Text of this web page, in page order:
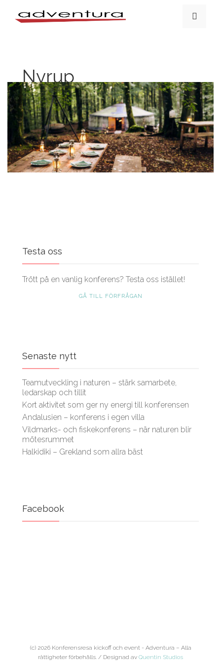
Nyrup
Testa oss
Trött på en vanlig konferens? Testa oss istället!
GÅ TILL FÖRFRÅGAN
Senaste nytt
Teamutveckling i naturen – stärk samarbete,
ledarskap och tillit
Kort aktivitet som ger ny energi till konferensen
Andalusien – konferens i egen villa
Vildmarks- och fiskekonferens – när naturen blir
mötesrummet
Halkidiki – Grekland som allra bäst
Facebook
(c) 2026 Konferensresa kickoff och event - Adventura – Alla
rättigheter förbehålls. / Designad av Quentin Studios